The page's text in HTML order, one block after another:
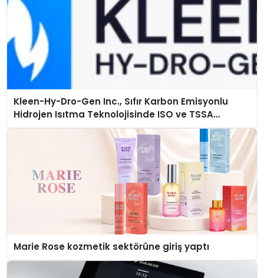
Kleen-Hy-Dro-Gen Inc., Sıfır Karbon Emisyonlu
Hidrojen Isıtma Teknolojisinde ISO ve TSSA
Düzenleyici Onaylarını Aldı
Marie Rose kozmetik sektörüne giriş yaptı